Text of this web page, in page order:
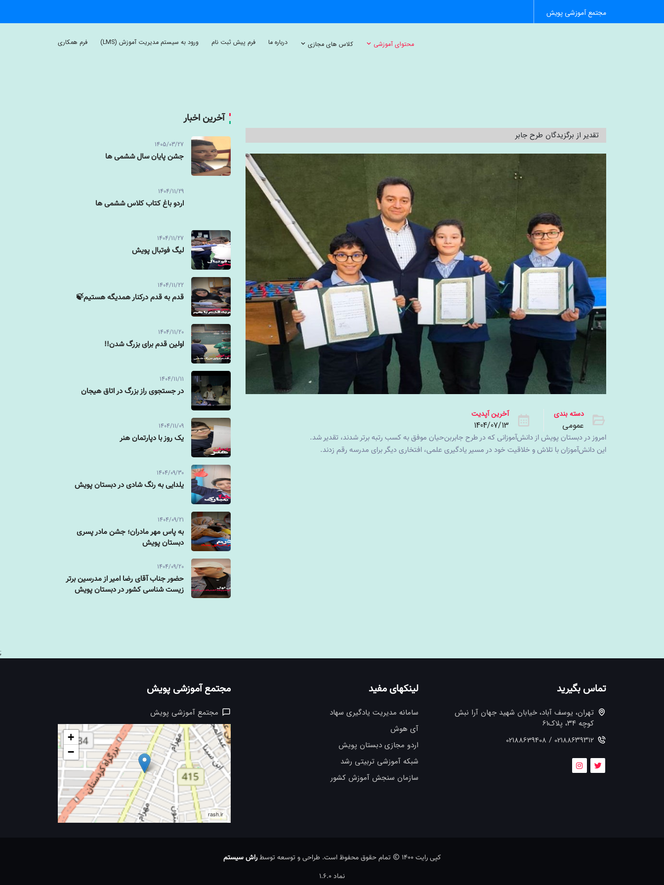
مجتمع آموزشی پویش
محتوای آموزشی کلاس های مجازی درباره ما فرم پیش ثبت نام ورود به سیستم مدیریت آموزش (LMS) فرم همکاری
تقدیر از برگزیدگان طرح جابر
دسته بندی
عمومی
آخرین آپدیت
1404/07/13
امروز در دبستان پویش از دانش‌آموزانی که در طرح جابربن‌حیان موفق به کسب رتبه برتر شدند، تقدیر شد.
این دانش‌آموزان با تلاش و خلاقیت خود در مسیر یادگیری علمی، افتخاری دیگر برای مدرسه رقم زدند.
آخرین اخبار
1405/03/27
جشن پایان سال ششمی ها
1404/11/29
اردو باغ کتاب کلاس ششمی ها
1404/11/27
لیگ فوتبال پویش
1404/11/22
قدم به قدم درکنار همدیگه هستیم🍃
1404/11/20
اولین قدم برای بزرگ شدن!!
1404/11/11
در جستجوی راز بزرگ در اتاق هیجان
1404/11/09
یک روز با دپارتمان هنر
1404/09/30
یلدایی به رنگ شادی در دبستان پویش
1404/09/21
به پاس مهر مادران؛ جشن مادر پسری
دبستان پویش
1404/09/20
حضور جناب آقای رضا امیر از مدرسین برتر
زیست شناسی کشور در دبستان پویش
;
تماس بگیرید
تهران، یوسف آباد، خیابان شهید جهان آرا نبش
کوچه ۳۴، پلاک61
021۸۸۶۳۹۳۱۲ / 02188639408
لینکهای مفید
سامانه مدیریت یادگیری سهاد
آی هوش
اردو مجازی دبستان پویش
شبکه آموزشی تربیتی رشد
سازمان سنجش آموزش کشور
مجتمع آموزشی پویش
مجتمع آموزشی پویش
+
−
rash.ir
کپی رایت 1400 تمام حقوق محفوظ است. طراحی و توسعه توسطراش سیستم
نماد 1.6.0